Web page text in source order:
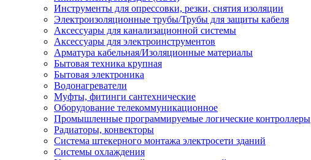
Инструменты для опрессовки, резки, снятия изоляции
Электроизоляционные трубы/Трубы для защиты кабеля
Аксессуары для канализационной системы
Аксессуары для электроинструментов
Арматура кабельная/Изоляционные материалы
Бытовая техника крупная
Бытовая электроника
Водонагреватели
Муфты, фитинги сантехнические
Оборудование телекоммуникационное
Промышленные программируемые логические контроллеры
Радиаторы, конвекторы
Система штекерного монтажа электросети зданий
Системы охлаждения